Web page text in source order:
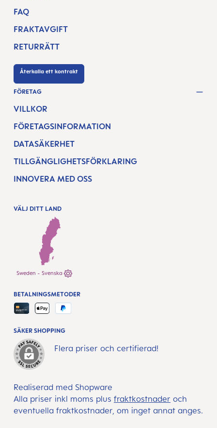
FAQ
FRAKTAVGIFT
RETURRÄTT
Återkalla ett kontrakt
FÖRETAG
VILLKOR
FÖRETAGSINFORMATION
DATASÄKERHET
TILLGÄNGLIGHETSFÖRKLARING
INNOVERA MED OSS
VÄLJ DITT LAND
Sweden - Svenska
Realiserad med Shopware
Alla priser inkl moms plus fraktkostnader och
eventuella fraktkostnader, om inget annat anges.
SÄKER SHOPPING
Flera priser och certifierad!
BETALNINGSMETODER